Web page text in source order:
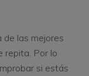
de las mejores
repita. Por lo
si estás